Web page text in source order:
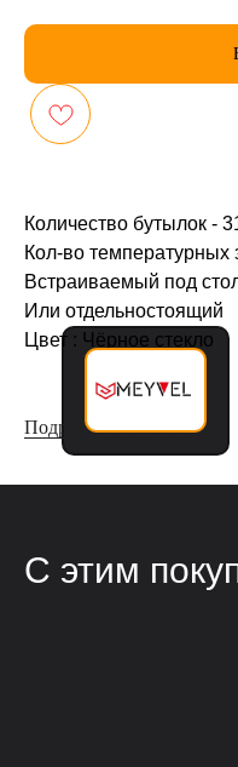
Количество бутылок -
Кол-во температурных
Встраиваемый под
Или отдельностоящий
Цвет : Чёрное стекло
Подробнее о товаре
С этим